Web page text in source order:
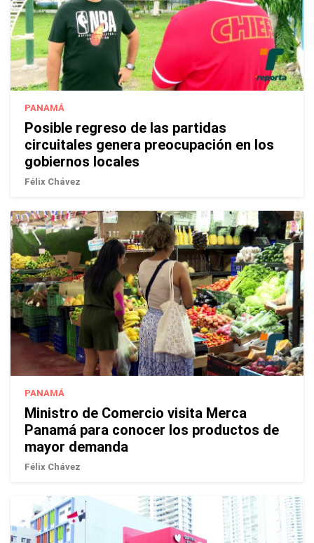
PANAMÁ
Posible regreso de las partidas
circuitales genera preocupación en los
gobiernos locales
Félix Chávez
PANAMÁ
Ministro de Comercio visita Merca
Panamá para conocer los productos de
mayor demanda
Félix Chávez